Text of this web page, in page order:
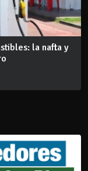
la nafta y